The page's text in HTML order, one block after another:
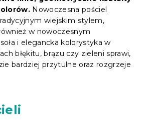
Nowoczesna pościel
wiejskim stylem,
w nowoczesnym
i elegancka kolorystyka w
błękitu, brązu czy zieleni sprawi,
bardziej przytulne oraz rozgrzeje